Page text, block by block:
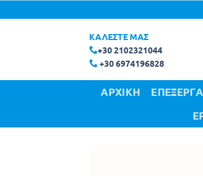
ΚΑΛΕΣΤΕ ΜΑΣ
+30 2102321044
+30 6974196828
ΑΡΧΙΚΗ